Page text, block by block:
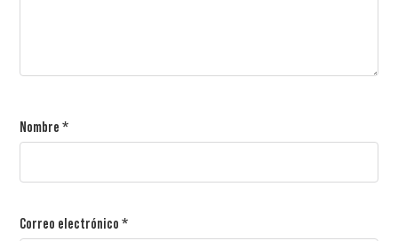
Nombre*
Correo electrónico*